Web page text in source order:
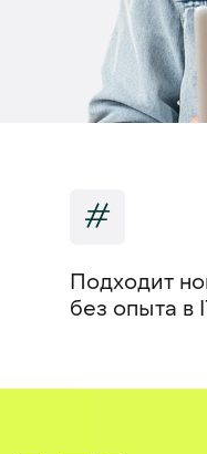
#
Подходит
без опыта в